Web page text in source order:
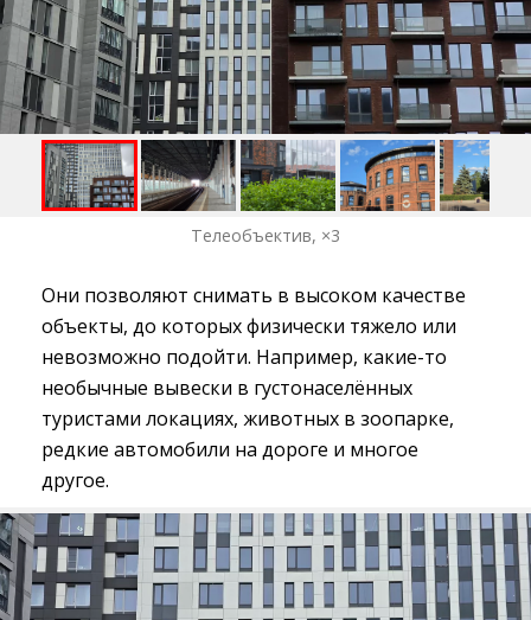
Телеобъектив, ×3
Они позволяют снимать в высоком качестве
объекты, до которых физически тяжело или
невозможно подойти. Например, какие-то
необычные вывески в густонаселённых
туристами локациях, животных в зоопарке,
редкие автомобили на дороге и многое
другое.